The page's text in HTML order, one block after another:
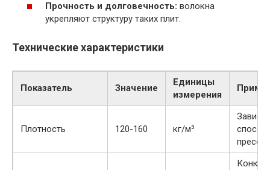
Прочность и долговечность: волокна
укрепляют структуру таких плит.
Технические характеристики
Показатель Значение
Единицы
измерения
Плотность 120-160 кг/м³